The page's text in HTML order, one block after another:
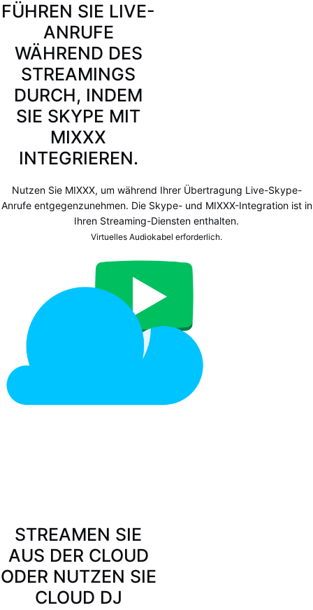
FÜHREN SIE LIVE-
ANRUFE
WÄHREND DES
STREAMINGS
DURCH, INDEM
SIE SKYPE MIT
MIXXX
INTEGRIEREN.
Nutzen Sie MIXXX, um während Ihrer Übertragung Live-Skype-
Anrufe entgegenzunehmen. Die Skype- und MIXXX-Integration ist in
Ihren Streaming-Diensten enthalten.
Virtuelles Audiokabel erforderlich.
STREAMEN SIE
AUS DER CLOUD
ODER NUTZEN SIE
CLOUD DJ